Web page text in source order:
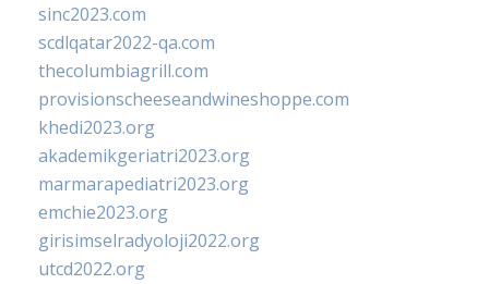
sinc2023.com
scdlqatar2022-qa.com
thecolumbiagrill.com
provisionscheeseandwineshoppe.com
khedi2023.org
akademikgeriatri2023.org
marmarapediatri2023.org
emchie2023.org
girisimselradyoloji2022.org
utcd2022.org